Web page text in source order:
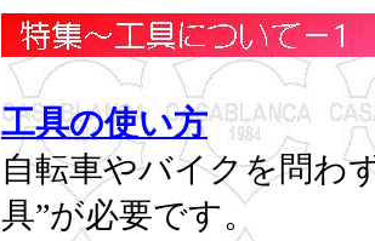
工具の使い方
自転車やバイクを問わ
具”が必要です。